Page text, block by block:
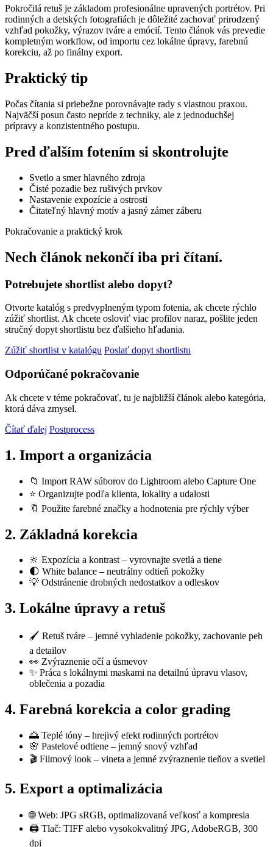
Pokročilá retuš je základom profesionálne upravených portrétov. Pri
rodinných a detských fotografiách je dôležité zachovať prirodzený
vzhľad pokožky, výrazov tváre a emócií. Tento článok vás prevedie
kompletným workflow, od importu cez lokálne úpravy, farebnú
korekciu, až po finálny export.
Praktický tip
Počas čítania si priebežne porovnávajte rady s vlastnou praxou.
Najväčší posun často nepríde z techniky, ale z jednoduchšej
prípravy a konzistentného postupu.
Pred ďalším fotením si skontrolujte
Svetlo a smer hlavného zdroja
Čisté pozadie bez rušivých prvkov
Nastavenie expozície a ostrosti
Čitateľný hlavný motív a jasný zámer záberu
Pokračovanie a praktický krok
Nech článok nekončí iba pri čítaní.
Potrebujete shortlist alebo dopyt?
Otvorte katalóg s predvyplneným typom fotenia, ak chcete rýchlo
zúžiť shortlist. Ak chcete osloviť viac profilov naraz, pošlite jeden
stručný dopyt shortlistu bez ďalšieho hľadania.
Zúžiť shortlist v katalógu Poslať dopyt shortlistu
Odporúčané pokračovanie
Ak chcete v téme pokračovať, tu je najbližší článok alebo kategória,
ktorá dáva zmysel.
Čítať ďalej Postprocess
1. Import a organizácia
📁 Import RAW súborov do Lightroom alebo Capture One
⭐ Organizujte podľa klienta, lokality a udalosti
🔖 Použite farebné značky a hodnotenia pre rýchly výber
2. Základná korekcia
🔆 Expozícia a kontrast – vyrovnajte svetlá a tiene
🌓 White balance – neutrálny odtieň pokožky
💡 Odstránenie drobných nedostatkov a odleskov
3. Lokálne úpravy a retuš
🖌️ Retuš tváre – jemné vyhladenie pokožky, zachovanie peh
a detailov
👀 Zvýraznenie očí a úsmevov
✨ Práca s lokálnymi maskami na detailnú úpravu vlasov,
oblečenia a pozadia
4. Farebná korekcia a color grading
🌅 Teplé tóny – hrejivý efekt rodinných portrétov
🌸 Pastelové odtiene – jemný snový vzhľad
🎬 Filmový look – vineta a jemné zvýraznenie tieňov a svetiel
5. Export a optimalizácia
🌐 Web: JPG sRGB, optimalizovaná veľkosť a kompresia
🖨️ Tlač: TIFF alebo vysokokvalitný JPG, AdobeRGB, 300
dpi